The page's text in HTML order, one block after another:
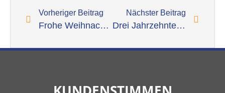
Vorheriger Beitrag
Frohe Weihnachten 2023
Nächster Beitrag
Drei Jahrzehnte Leidenschaft: Jubiläum von Frau Verena Weimann bei der WAG Salzgitter Wohnungs-GmbH